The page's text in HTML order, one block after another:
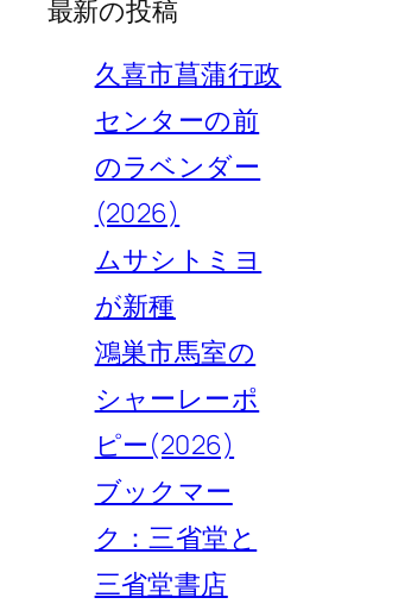
最新の投稿
久喜市菖蒲行政
センターの前
のラベンダー
(2026)
ムサシトミヨ
が新種
鴻巣市馬室の
シャーレーポ
ピー(2026)
ブックマー
ク：三省堂と
三省堂書店